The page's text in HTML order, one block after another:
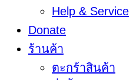
Help & Service
Donate
ร้านค้า
ตะกร้าสินค้า